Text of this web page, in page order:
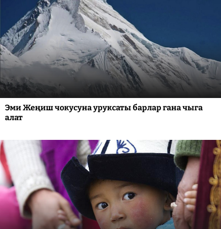
Эми Жеңиш чокусуна уруксаты барлар гана чыга
алат